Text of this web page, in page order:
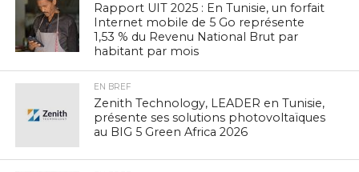
Rapport UIT 2025 : En Tunisie, un forfait
Internet mobile de 5 Go représente
1,53 % du Revenu National Brut par
habitant par mois
EN BREF
Zenith Technology, LEADER en Tunisie,
présente ses solutions photovoltaïques
au BIG 5 Green Africa 2026